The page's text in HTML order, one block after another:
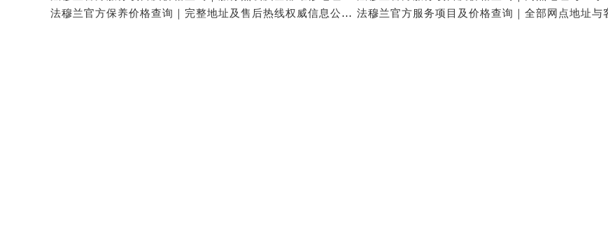
黑龙江省牡丹江市东安区太平路法穆兰售后服务中心（需提前预约）
黑龙江省七台河市桃山区大同街法穆兰售后服务中心（需提前预约）
法穆兰官方保养价格查询｜完整地址及售后热线权威信息公告（2026年7月最新）